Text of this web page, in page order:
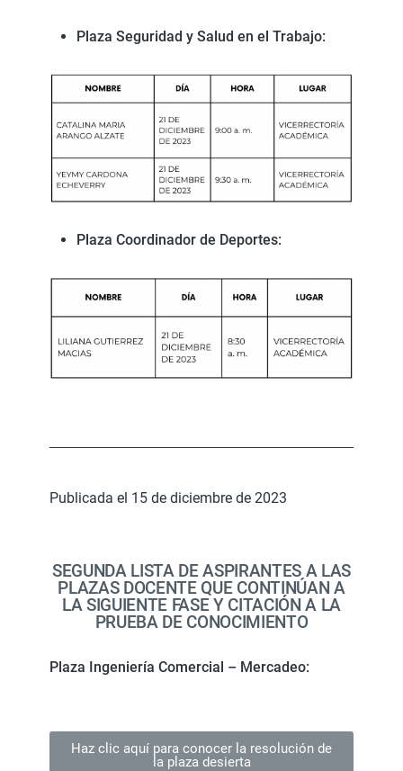
Plaza Seguridad y Salud en el Trabajo:
Plaza Coordinador de Deportes:
Publicada el 15 de diciembre de 2023
SEGUNDA LISTA DE ASPIRANTES A LAS
PLAZAS DOCENTE QUE CONTINÚAN A
LA SIGUIENTE FASE Y CITACIÓN A LA
PRUEBA DE CONOCIMIENTO
Plaza Ingeniería Comercial – Mercadeo:
Haz clic aquí para conocer la resolución de
la plaza desierta